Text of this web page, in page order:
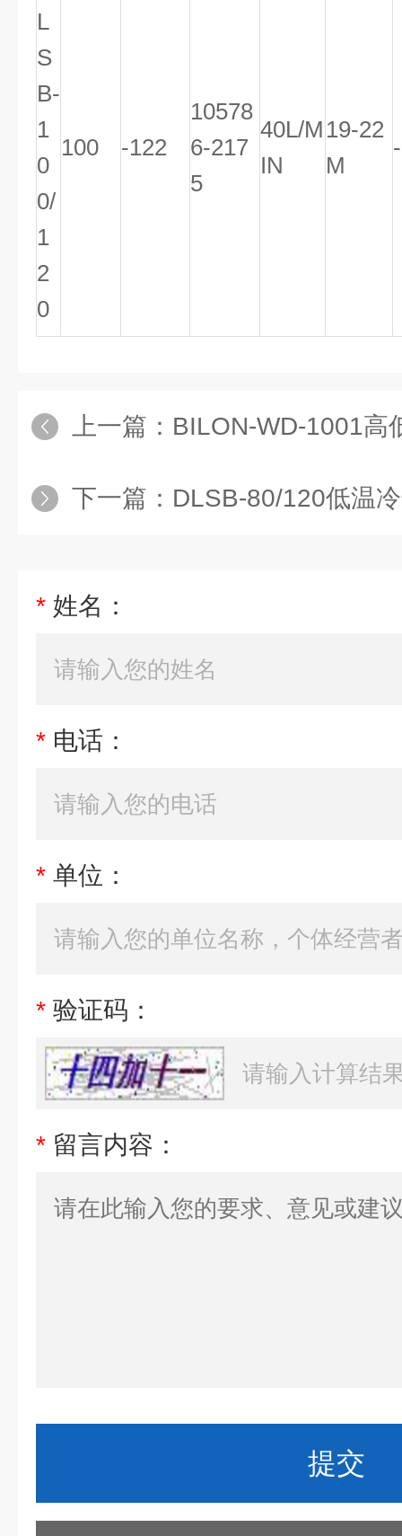
L
S
B-
1
0
0/
1
2
0
100 -122
10578
6-217
5
40L/M
IN
19-22
M
上一篇： BILON-WD-1001高
下一篇： DLSB-80/120低温
* 姓名：
* 电话：
* 单位：
* 验证码：
* 留言内容：